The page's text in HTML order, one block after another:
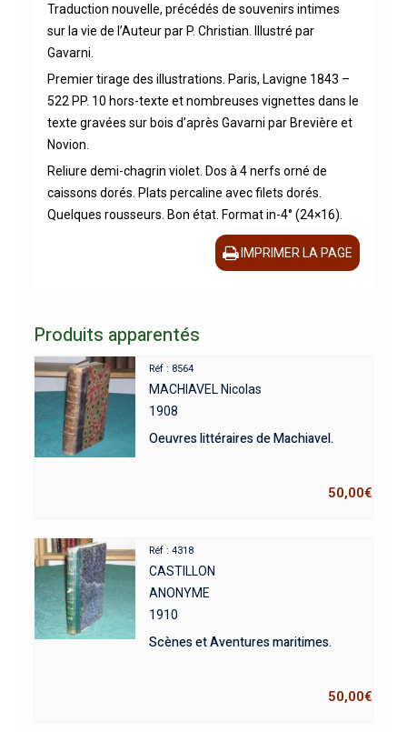
Traduction nouvelle, précédés de souvenirs intimes
sur la vie de l’Auteur par P. Christian. Illustré par
Gavarni.
Premier tirage des illustrations. Paris, Lavigne 1843 –
522 PP. 10 hors-texte et nombreuses vignettes dans le
texte gravées sur bois d’après Gavarni par Brevière et
Novion.
Reliure demi-chagrin violet. Dos à 4 nerfs orné de
caissons dorés. Plats percaline avec filets dorés.
Quelques rousseurs. Bon état. Format in-4° (24×16).
IMPRIMER LA PAGE
Produits apparentés
Réf : 8564
MACHIAVEL Nicolas
1908
Oeuvres littéraires de Machiavel.
50,00€
Réf : 4318
CASTILLON
ANONYME
1910
Scènes et Aventures maritimes.
50,00€